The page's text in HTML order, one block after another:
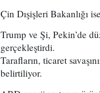
Çin Dışişleri Bakanlığı
Trump ve Şi, Pekin’de
gerçekleştirdi.
Tarafların, ticaret
belirtiliyor.